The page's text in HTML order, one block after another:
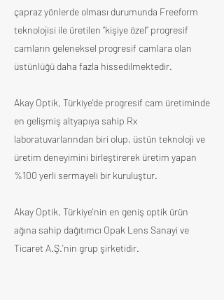
çapraz yönlerde olması durumunda Freeform
teknolojisi ile üretilen “kişiye özel“ progresif
camların geleneksel progresif camlara olan
üstünlüğü daha fazla hissedilmektedir.
Akay Optik, Türkiye'de progresif cam üretiminde
en gelişmiş altyapıya sahip Rx
laboratuvarlarından biri olup, üstün teknoloji ve
üretim deneyimini birleştirerek üretim yapan
%100 yerli sermayeli bir kuruluştur.
Akay Optik, Türkiye'nin en geniş optik ürün
ağına sahip dağıtımcı Opak Lens Sanayi ve
Ticaret A.Ş.'nin grup şirketidir.